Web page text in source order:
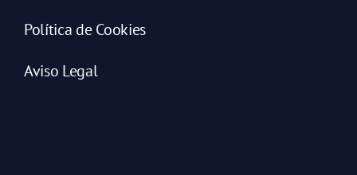
Política de Cookies
Aviso Legal